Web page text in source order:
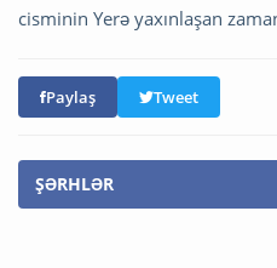
cisminin Yerə yaxınlaşan
Paylaş Tweet
ŞƏRHLƏR